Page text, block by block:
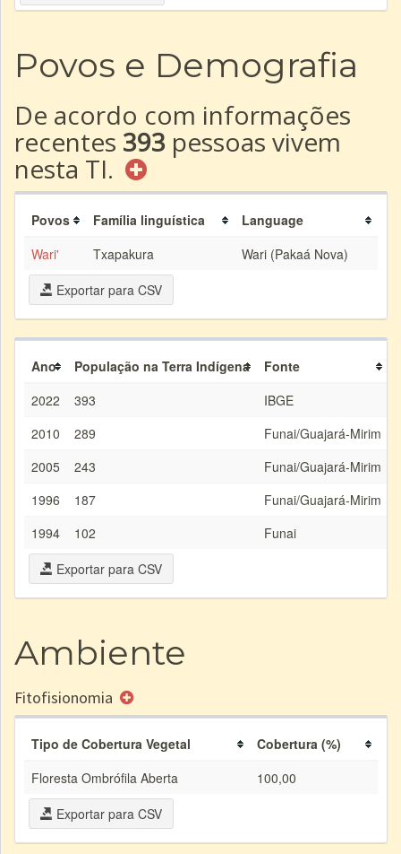
Povos e Demografia
De acordo com informações
recentes 393 pessoas vivem
nesta TI.
Povos Família linguística
Language
Wari'
Txapakura
Wari (Pakaá Nova)
Exportar para CSV
Ano População na Terra Indígena
Fonte
2022
393
IBGE
2010
289
Funai/Guajará-Mirim
2005
243
Funai/Guajará-Mirim
1996
187
Funai/Guajará-Mirim
1994
102
Funai
Exportar para CSV
Ambiente
Fitofisionomia
Tipo de Cobertura Vegetal
Cobertura (%)
Floresta Ombrófila Aberta
100,00
Exportar para CSV